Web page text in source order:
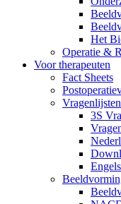
Het
Operatie &
Voor therapeuten
Fact Sheets
Vragenlijsten
3S